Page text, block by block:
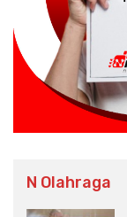
N Olahraga